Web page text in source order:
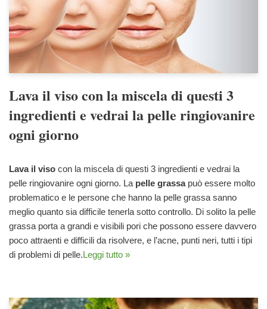
Lava il viso con la miscela di questi 3
ingredienti e vedrai la pelle ringiovanire
ogni giorno
Lava il viso con la miscela di questi 3 ingredienti e vedrai la
pelle ringiovanire ogni giorno. La pelle grassapuò essere molto
problematico e le persone che hanno la pelle grassa sanno
meglio quanto sia difficile tenerla sotto controllo. Di solito la pelle
grassa porta a grandi e visibili pori che possono essere davvero
poco attraenti e difficili da risolvere, e l’acne, punti neri, tutti i tipi
di problemi di pelle.Leggi tutto »